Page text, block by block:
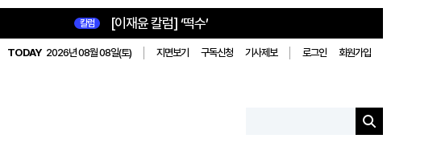
칼럼 [이재윤 칼럼] ‘떡수’
TODAY 2026년 08월 08일(토) 지면보기 구독신청 기사제보 로그인 회원가입